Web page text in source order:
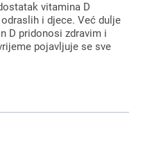
vitamina D
i djece. Već dulje
D pridonosi zdravim i
pojavljuje se sve